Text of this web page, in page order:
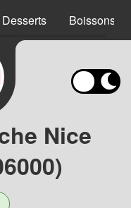
Desserts Boissons
Nice